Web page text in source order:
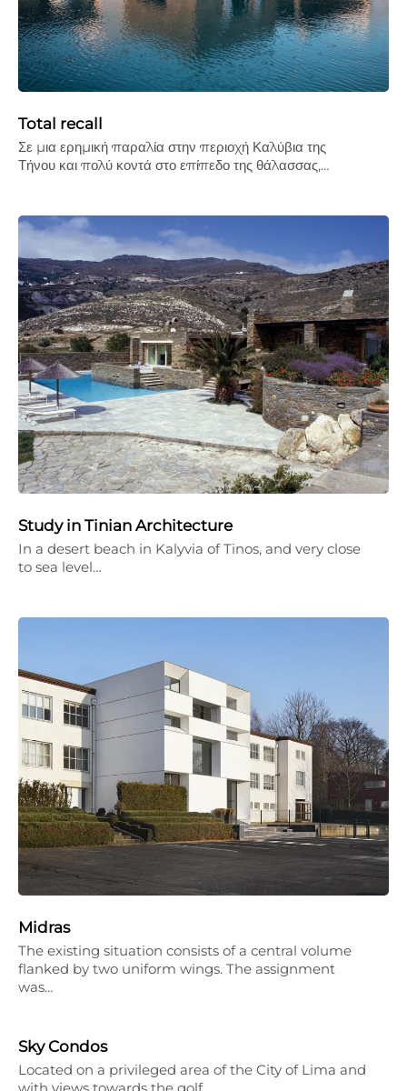
Total recall
Σε µια ερηµική παραλία στην περιοχή Καλύβια της
Τήνου και πολύ κοντά στο επίπεδο της θάλασσας,…
Study in Tinian Architecture
In a desert beach in Kalyvia of Tinos, and very close
to sea level…
Midras
The existing situation consists of a central volume
flanked by two uniform wings. The assignment
was…
Sky Condos
Located on a privileged area of the City of Lima and